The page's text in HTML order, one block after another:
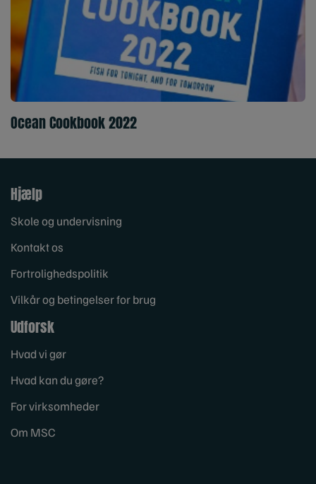
Ocean Cookbook 2022
Hjælp
Skole og undervisning
Kontakt os
Fortrolighedspolitik
Vilkår og betingelser for brug
Udforsk
Hvad vi gør
Hvad kan du gøre?
For virksomheder
Om MSC